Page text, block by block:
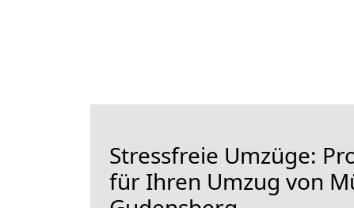
Stressfreie Umzüge:
für Ihren Umzug von